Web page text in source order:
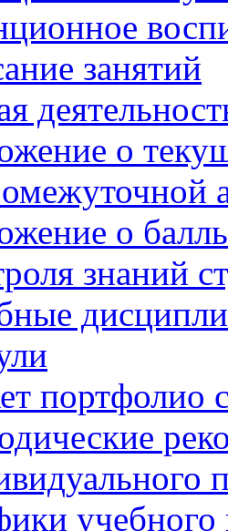
занятий
о
о
знаний
портфолио
учебного